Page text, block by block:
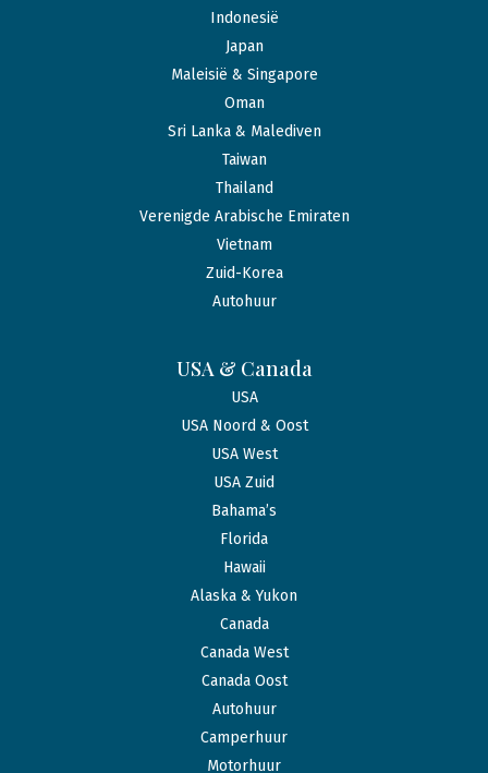
Indonesië
Japan
Maleisië & Singapore
Oman
Sri Lanka & Malediven
Taiwan
Thailand
Verenigde Arabische Emiraten
Vietnam
Zuid-Korea
Autohuur
USA & Canada
USA
USA Noord & Oost
USA West
USA Zuid
Bahama’s
Florida
Hawaii
Alaska & Yukon
Canada
Canada West
Canada Oost
Autohuur
Camperhuur
Motorhuur